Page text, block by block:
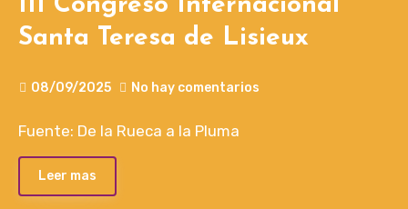
Santa Teresa de Lisieux
08/09/2025 No hay comentarios
Fuente: De la Rueca a la Pluma
Leer mas